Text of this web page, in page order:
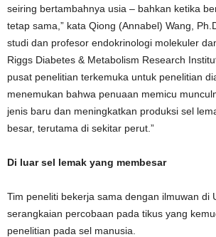
seiring bertambahnya usia – bahkan ketika
tetap sama,” kata Qiong (Annabel) Wang,
studi dan profesor endokrinologi molekuler
Riggs Diabetes & Metabolism Research
pusat penelitian terkemuka untuk penelitian
menemukan bahwa penuaan memicu
jenis baru dan meningkatkan produksi sel
besar, terutama di sekitar perut.”
Di luar sel lemak yang membesar
Tim peneliti bekerja sama dengan ilmuwan di
serangkaian percobaan pada tikus yang
penelitian pada sel manusia.